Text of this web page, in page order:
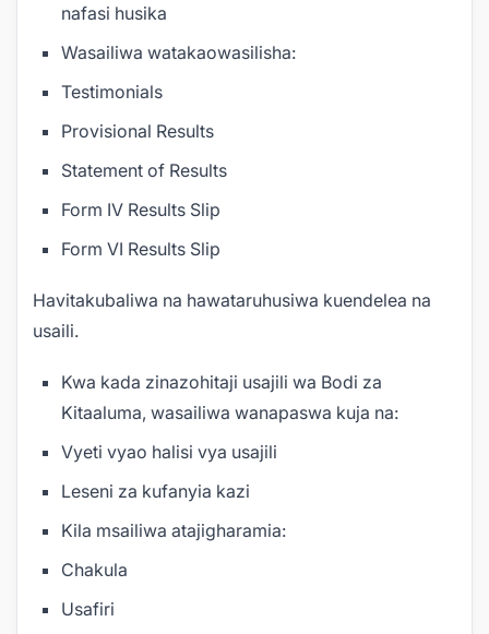
nafasi husika
Wasailiwa watakaowasilisha:
Testimonials
Provisional Results
Statement of Results
Form IV Results Slip
Form VI Results Slip
Havitakubaliwa na hawataruhusiwa kuendelea na
usaili.
Kwa kada zinazohitaji usajili wa Bodi za
Kitaaluma, wasailiwa wanapaswa kuja na:
Vyeti vyao halisi vya usajili
Leseni za kufanyia kazi
Kila msailiwa atajigharamia:
Chakula
Usafiri